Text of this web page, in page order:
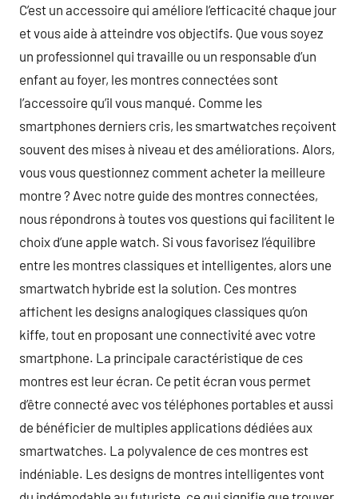
C’est un accessoire qui améliore l’efficacité chaque jour
et vous aide à atteindre vos objectifs. Que vous soyez
un professionnel qui travaille ou un responsable d’un
enfant au foyer, les montres connectées sont
l’accessoire qu’il vous manqué. Comme les
smartphones derniers cris, les smartwatches reçoivent
souvent des mises à niveau et des améliorations. Alors,
vous vous questionnez comment acheter la meilleure
montre ? Avec notre guide des montres connectées,
nous répondrons à toutes vos questions qui facilitent le
choix d’une apple watch. Si vous favorisez l’équilibre
entre les montres classiques et intelligentes, alors une
smartwatch hybride est la solution. Ces montres
affichent les designs analogiques classiques qu’on
kiffe, tout en proposant une connectivité avec votre
smartphone. La principale caractéristique de ces
montres est leur écran. Ce petit écran vous permet
d’être connecté avec vos téléphones portables et aussi
de bénéficier de multiples applications dédiées aux
smartwatches. La polyvalence de ces montres est
indéniable. Les designs de montres intelligentes vont